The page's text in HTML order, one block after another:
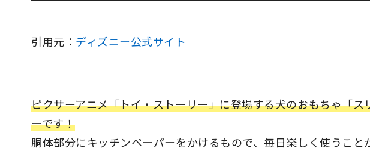
引用元： ディズニー公式サイト
ピクサーアニメ「トイ・ストーリー」に登場する犬のおもちゃ「
ーです！
胴体部分にキッチンペーパーをかけるもので、毎日楽しく使うこと